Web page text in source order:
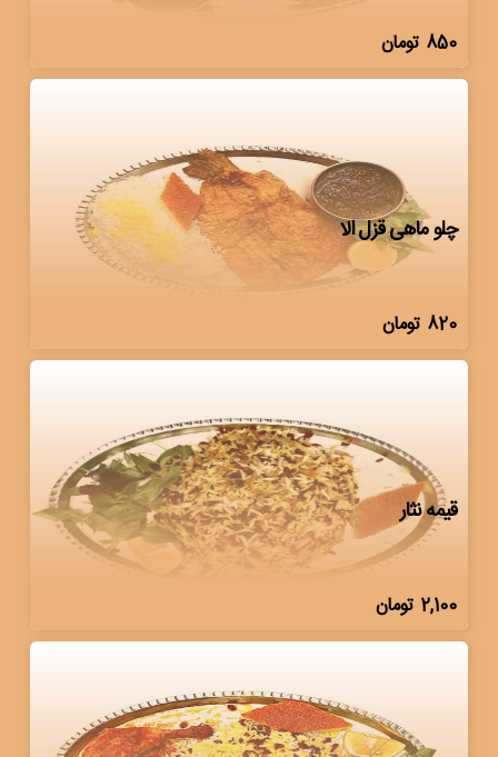
850 تومان
چلو ماهی قزل الا
820 تومان
قیمه نثار
2,100 تومان